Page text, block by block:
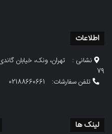
اطلاعات
نشانی :
79
تلفن سفارشات:
02188660661
لینک ها